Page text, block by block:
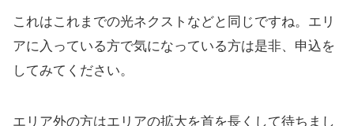
これはこれまでの光ネクストなどと同じですね。エリ
アに入っている方で気になっている方は是非、申込を
してみてください。
エリア外の方はエリアの拡大を首を長くして待ちまし